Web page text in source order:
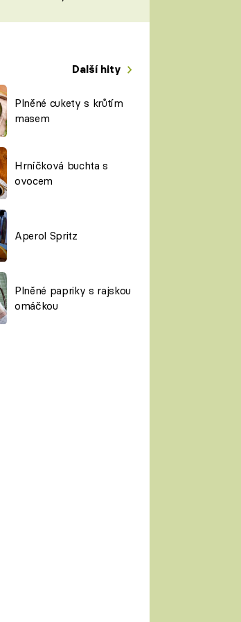
Další hity
Plněné cukety s krůtím
masem
Hrníčková buchta s
ovocem
Aperol Spritz
Plněné papriky s rajskou
omáčkou